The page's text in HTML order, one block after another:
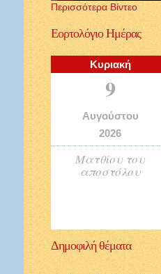
Περισσότερα Βίντεο
ΕορτολόγιοΗμέρας
Κυριακή
9
Αυγούστου
2026
Ματθίου του
αποστόλου
Δημοφιλήθέματα